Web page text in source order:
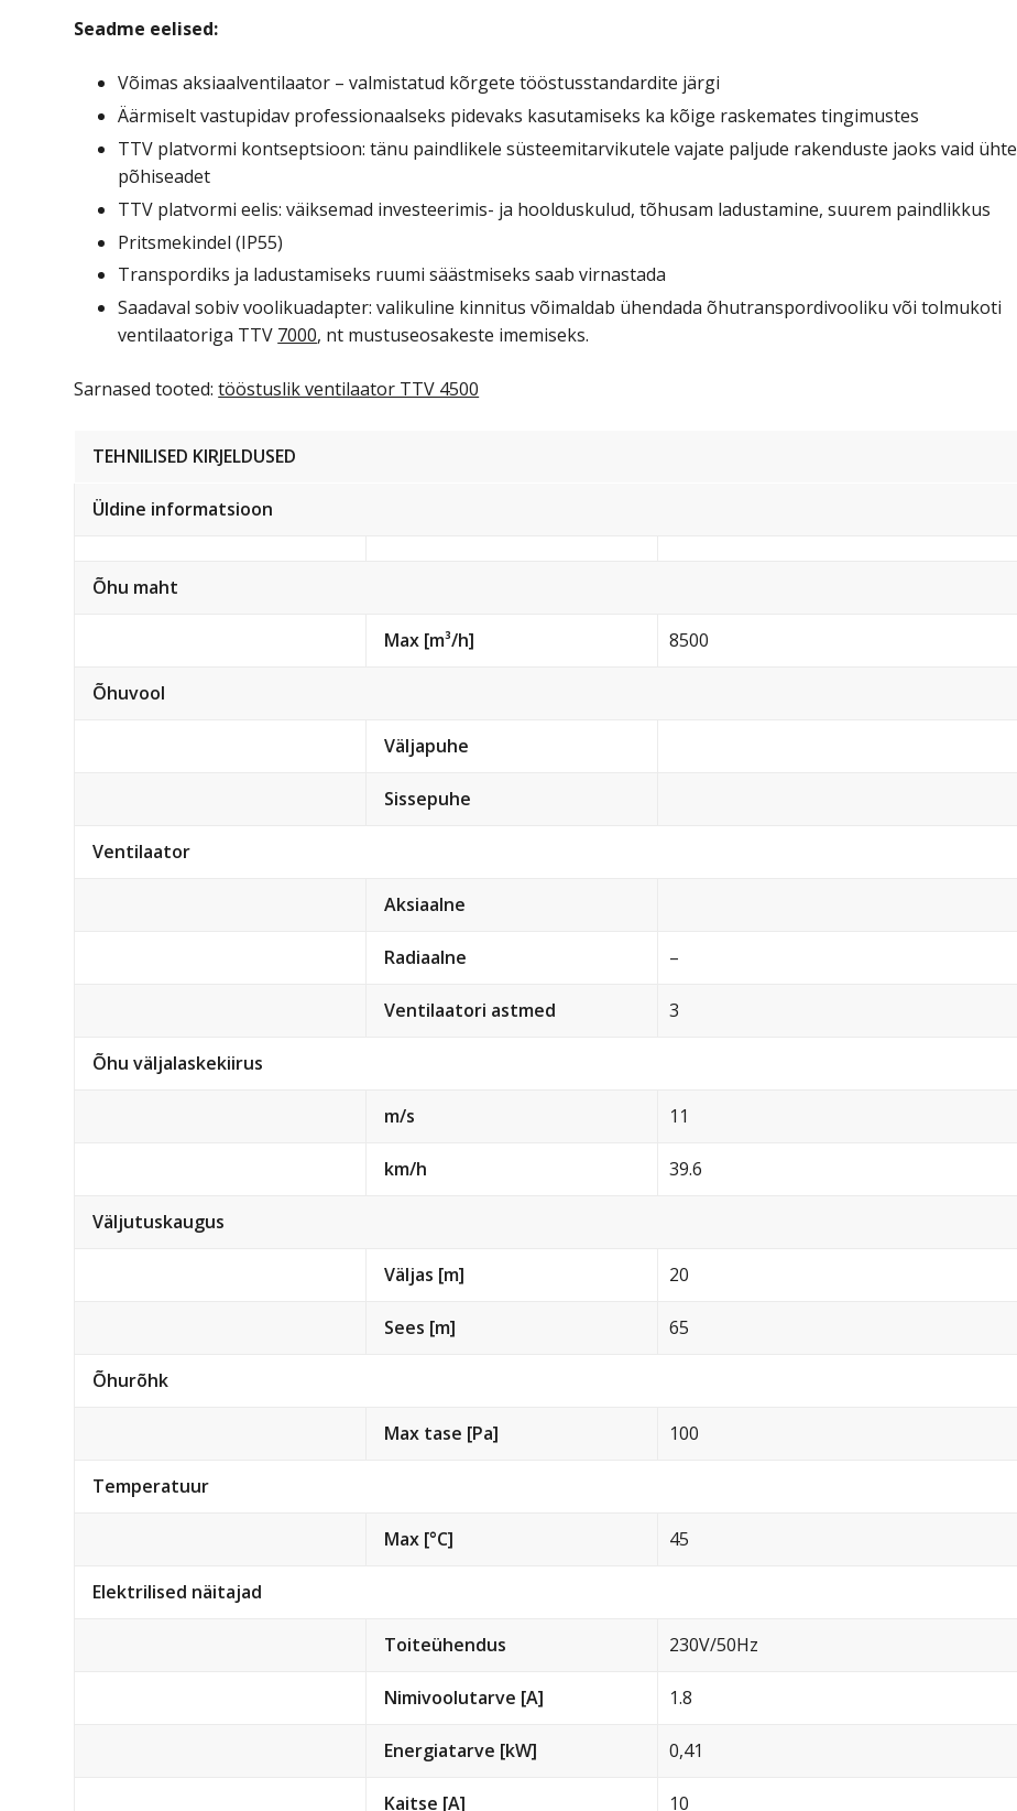
Seadme eelised:
Võimas aksiaalventilaator – valmistatud kõrgete tööstusstandardite järgi
Äärmiselt vastupidav professionaalseks pidevaks kasutamiseks ka kõige raskemates tingimustes
TTV platvormi kontseptsioon: tänu paindlikele süsteemitarvikutele vajate paljude rakenduste jaoks vaid ühte
põhiseadet
TTV platvormi eelis: väiksemad investeerimis- ja hoolduskulud, tõhusam ladustamine, suurem paindlikkus
Pritsmekindel (IP55)
Transpordiks ja ladustamiseks ruumi säästmiseks saab virnastada
Saadaval sobiv voolikuadapter: valikuline kinnitus võimaldab ühendada õhutranspordivooliku või tolmukoti
ventilaatoriga TTV 7000, nt mustuseosakeste imemiseks.
Sarnased tooted:tööstuslik ventilaator TTV 4500
TEHNILISED KIRJELDUSED
Üldine informatsioon
Õhu maht
Max [m³/h] 8500
Õhuvool
Väljapuhe
Sissepuhe
Ventilaator
Aksiaalne
Radiaalne –
Ventilaatori astmed 3
Õhu väljalaskekiirus
m/s 11
km/h 39.6
Väljutuskaugus
Väljas [m] 20
Sees [m] 65
Õhurõhk
Max tase [Pa] 100
Temperatuur
Max [°C] 45
Elektrilised näitajad
Toiteühendus 230V/50Hz
Nimivoolutarve [A] 1.8
Energiatarve [kW] 0,41
Kaitse [A] 10